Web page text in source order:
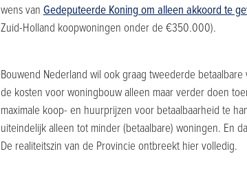
wens van Gedeputeerde Koning om alleen akkoord te
Zuid-Holland koopwoningen onder de €350.000).
Bouwend Nederland wil ook graag tweederde
de kosten voor woningbouw alleen maar verder doen
maximale koop- en huurprijzen voor betaalbaarheid te
uiteindelijk alleen tot minder (betaalbare) woningen. En
De realiteitszin van de Provincie ontbreekt hier volledig.